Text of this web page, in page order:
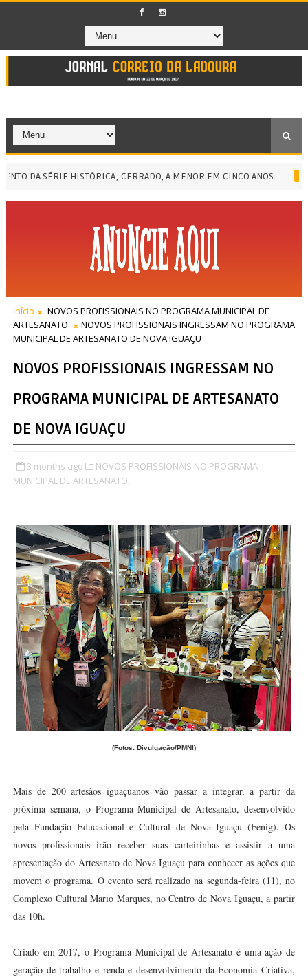
DA SÉRIE HISTÓRICA; CERRADO, A MENOR EM CINCO ANOS
Início
NOVOS PROFISSIONAIS NO PROGRAMA MUNICIPAL DE
ARTESANATO
NOVOS PROFISSIONAIS INGRESSAM NO PROGRAMA
MUNICIPAL DE ARTESANATO DE NOVA IGUAÇU
NOVOS PROFISSIONAIS INGRESSAM NO
PROGRAMA MUNICIPAL DE ARTESANATO
DE NOVA IGUAÇU
3 months ago
NOVOS PROFISSIONAIS NO PROGRAMA
MUNICIPAL DE ARTESANATO,
(Fotos: Divulgação/PMNI)
Mais de 200 artesãos iguaçuanos vão passar a integrar, a partir da
próxima semana, o Programa Municipal de Artesanato, desenvolvido
pela Fundação Educacional e Cultural de Nova Iguaçu (Fenig). Os
novos profissionais irão receber suas carteirinhas e assistir a uma
apresentação do Artesanato de Nova Iguaçu para conhecer as ações que
movem o programa. O evento será realizado na segunda-feira (11), no
Complexo Cultural Mario Marques, no Centro de Nova Iguaçu, a partir
das 10h.
Criado em 2017, o Programa Municipal de Artesanato é uma ação de
geração de trabalho e renda e desenvolvimento da Economia Criativa,